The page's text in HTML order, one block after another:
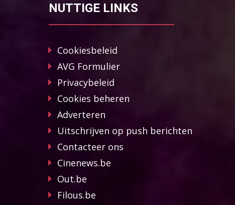
NUTTIGE LINKS
Cookiesbeleid
AVG Formulier
Privacybeleid
Cookies beheren
Adverteren
Uitschrijven op push berichten
Contacteer ons
Cinenews.be
Out.be
Filous.be